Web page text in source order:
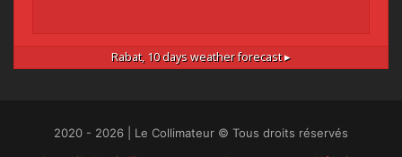
Rabat, 10 days weather forecast ▸
2020 - 2026 | Le Collimateur © Tous droits réservés